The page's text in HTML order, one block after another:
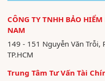
CÔNG TY TNHH BẢO
NAM
149 - 151 Nguyễn Văn Trỗi,
TP.HCM
Trung Tâm Tư Vấn Tài